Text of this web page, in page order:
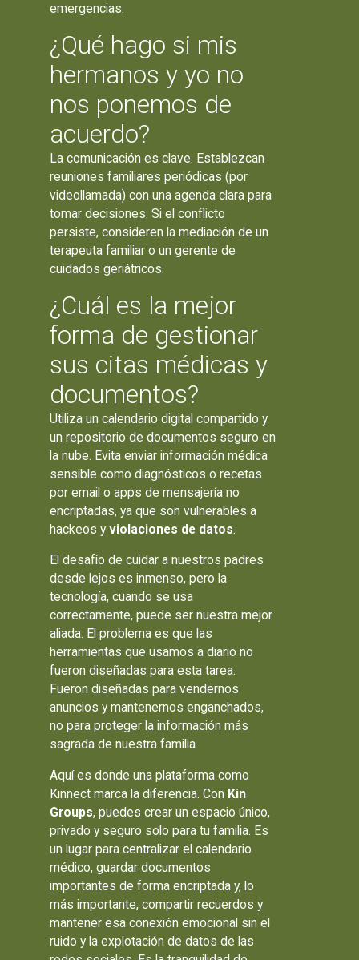
emergencias.
¿Qué hago si mis
hermanos y yo no
nos ponemos de
acuerdo?
La comunicación es clave. Establezcan
reuniones familiares periódicas (por
videollamada) con una agenda clara para
tomar decisiones. Si el conflicto
persiste, consideren la mediación de un
terapeuta familiar o un gerente de
cuidados geriátricos.
¿Cuál es la mejor
forma de gestionar
sus citas médicas y
documentos?
Utiliza un calendario digital compartido y
un repositorio de documentos seguro en
la nube. Evita enviar información médica
sensible como diagnósticos o recetas
por email o apps de mensajería no
encriptadas, ya que son vulnerables a
hackeos yviolaciones de datos.
El desafío de cuidar a nuestros padres
desde lejos es inmenso, pero la
tecnología, cuando se usa
correctamente, puede ser nuestra mejor
aliada. El problema es que las
herramientas que usamos a diario no
fueron diseñadas para esta tarea.
Fueron diseñadas para vendernos
anuncios y mantenernos enganchados,
no para proteger la información más
sagrada de nuestra familia.
Aquí es donde una plataforma como
Kinnect marca la diferencia. Con Kin
Groups, puedes crear un espacio único,
privado y seguro solo para tu familia. Es
un lugar para centralizar el calendario
médico, guardar documentos
importantes de forma encriptada y, lo
más importante, compartir recuerdos y
mantener esa conexión emocional sin el
ruido y la explotación de datos de las